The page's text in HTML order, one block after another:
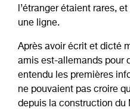
l’étranger étaient rares,
une ligne.
Après avoir écrit et dicté
amis est-allemands pour
entendu les premières
ne pouvaient pas croire
depuis la construction du